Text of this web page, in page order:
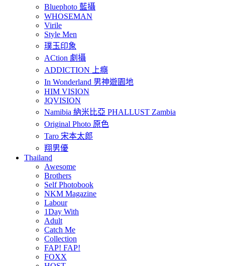
Bluephoto 藍攝
WHOSEMAN
Virile
Style Men
璞玉印象
ACtion 劇攝
ADDICTION 上癮
In Wonderland 男神遊園地
HIM VISION
JQVISION
Namibia 納米比亞 PHALLUST Zambia
Original Photo 原色
Taro 宋本太郎
翔男優
Thailand
Awesome
Brothers
Self Photobook
NKM Magazine
Labour
1Day With
Adult
Catch Me
Collection
FAP! FAP!
FOXX